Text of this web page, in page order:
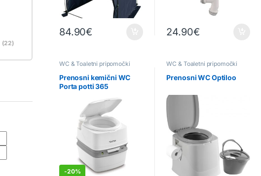
84.90€ 24.90€
WC & Toaletni pripomočki
Prenosni kemični WC
Porta potti 365
-20%
WC & Toaletni pripomočki
Prenosni WC Optiloo
(22)